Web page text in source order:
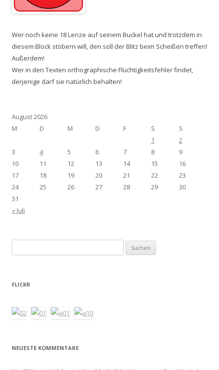
Wer noch keine 18 Lenze auf seinem Buckel hat und trotzdem in
diesem Block stöbern will, den soll der Blitz beim Scheißen treffen!
Außerdem!
Wer in den Texten orthographische Flüchtigkeitsfehler findet,
derjenige darf sie natürlich behalten!
August 2026
M
D M D F S
S
1
2
3
4 5 6 7 8
9
10
11 12 13 14 15
16
17
18 19 20 21 22
23
24
25 26 27 28 29
30
31
« Juli
nach:
FLICKR
NEUESTE KOMMENTARE